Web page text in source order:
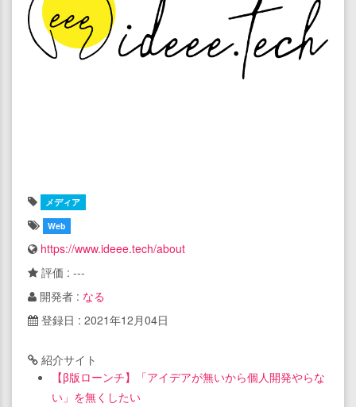
メディア
Web
https://www.ideee.tech/about
評価 : ---
開発者 : なる
登録日 : 2021年12月04日
紹介サイト
【β版ローンチ】「アイデアが無いから個人開発やらな
い」を無くしたい